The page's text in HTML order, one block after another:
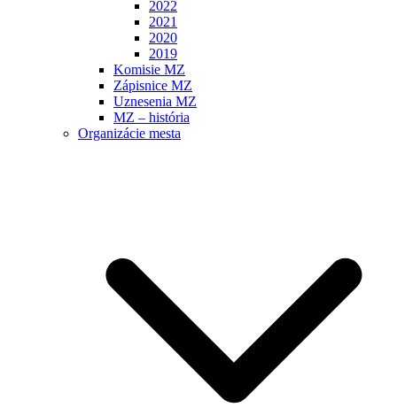
2022
2021
2020
2019
Komisie MZ
Zápisnice MZ
Uznesenia MZ
MZ – história
Organizácie mesta